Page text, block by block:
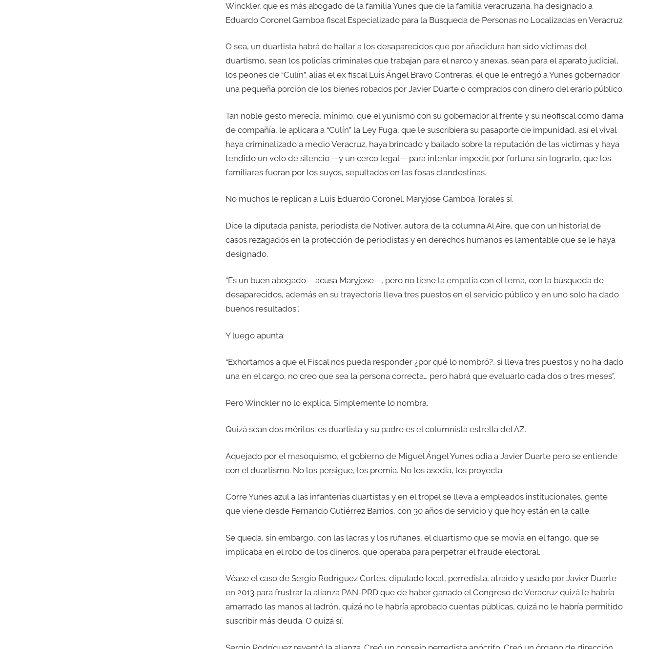
Winckler, que es más abogado de la familia Yunes que de la familia veracruzana, ha designado a
Eduardo Coronel Gamboa fiscal Especializado para la Búsqueda de Personas no Localizadas en Veracruz.
O sea, un duartista habrá de hallar a los desaparecidos que por añadidura han sido víctimas del
duartismo, sean los policías criminales que trabajan para el narco y anexas, sean para el aparato judicial,
los peones de “Culín”, alias el ex fiscal Luis Ángel Bravo Contreras, el que le entregó a Yunes gobernador
una pequeña porción de los bienes robados por Javier Duarte o comprados con dinero del erario público.
Tan noble gesto merecía, mínimo, que el yunismo con su gobernador al frente y su neofiscal como dama
de compañía, le aplicara a “Culín” la Ley Fuga, que le suscribiera su pasaporte de impunidad, así el vival
haya criminalizado a medio Veracruz, haya brincado y bailado sobre la reputación de las víctimas y haya
tendido un velo de silencio —y un cerco legal— para intentar impedir, por fortuna sin lograrlo, que los
familiares fueran por los suyos, sepultados en las fosas clandestinas.
No muchos le replican a Luis Eduardo Coronel. Maryjose Gamboa Torales sí.
Dice la diputada panista, periodista de Notiver, autora de la columna Al Aire, que con un historial de
casos rezagados en la protección de periodistas y en derechos humanos es lamentable que se le haya
designado.
“Es un buen abogado —acusa Maryjose—, pero no tiene la empatía con el tema, con la búsqueda de
desaparecidos, además en su trayectoria lleva tres puestos en el servicio público y en uno solo ha dado
buenos resultados”.
Y luego apunta:
“Exhortamos a que el Fiscal nos pueda responder ¿por qué lo nombró?, si lleva tres puestos y no ha dado
una en el cargo, no creo que sea la persona correcta… pero habrá que evaluarlo cada dos o tres meses”.
Pero Winckler no lo explica. Simplemente lo nombra.
Quizá sean dos méritos: es duartista y su padre es el columnista estrella del AZ.
Aquejado por el masoquismo, el gobierno de Miguel Ángel Yunes odia a Javier Duarte pero se entiende
con el duartismo. No los persigue, los premia. No los asedia, los proyecta.
Corre Yunes azul a las infanterías duartistas y en el tropel se lleva a empleados institucionales, gente
que viene desde Fernando Gutiérrez Barrios, con 30 años de servicio y que hoy están en la calle.
Se queda, sin embargo, con las lacras y los rufianes, el duartismo que se movía en el fango, que se
implicaba en el robo de los dineros, que operaba para perpetrar el fraude electoral.
Véase el caso de Sergio Rodríguez Cortés, diputado local, perredista, atraído y usado por Javier Duarte
en 2013 para frustrar la alianza PAN-PRD que de haber ganado el Congreso de Veracruz quizá le habría
amarrado las manos al ladrón, quizá no le habría aprobado cuentas públicas, quizá no le habría permitido
suscribir más deuda. O quizá sí.